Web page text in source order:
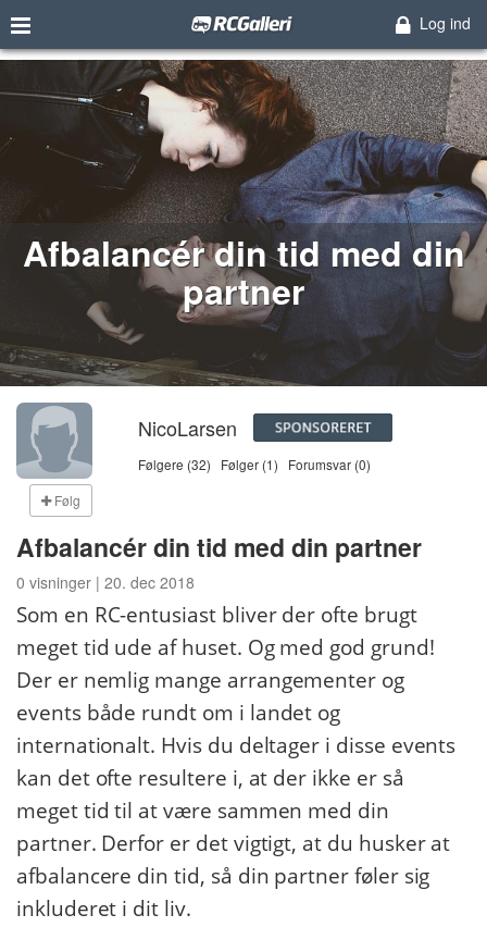
Log ind
Afbalancér din tid med din
partner
Følg
NicoLarsen
Følgere (32) Følger (1) Forumsvar (0)
Afbalancér din tid med din partner
0 visninger | 20. dec 2018
Som en RC-entusiast bliver der ofte brugt
meget tid ude af huset. Og med god grund!
Der er nemlig mange arrangementer og
events både rundt om i landet og
internationalt. Hvis du deltager i disse events
kan det ofte resultere i, at der ikke er så
meget tid til at være sammen med din
partner. Derfor er det vigtigt, at du husker at
afbalancere din tid, så din partner føler sig
inkluderet i dit liv.